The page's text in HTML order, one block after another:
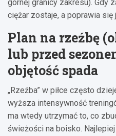
górnej granicy zakresu). Gdy
ciężar zostaje, a poprawia się
Plan na rzeźbę
lub przed
objętość spada
„Rzeźba” w piłce często
wyższa intensywność
ma wtedy utrzymać to, co
świeżości na boisko.